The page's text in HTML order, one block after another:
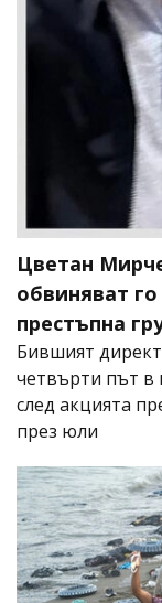
Цветан
обвиняват
престъпна
Бившият
четвърти път в
след акцията
през юли